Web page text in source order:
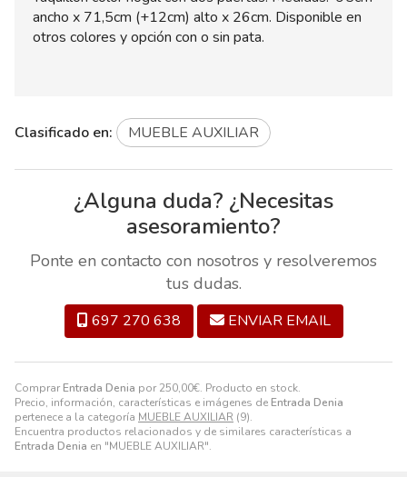
Comprar Entrada Denia por 250,00€. Producto en stock.
Precio, información, características e imágenes de Entrada Denia
pertenece a la categoría MUEBLE AUXILIAR (9).
Encuentra productos relacionados y de similares características a
Entrada Denia en "MUEBLE AUXILIAR".
ancho x 71,5cm (+12cm) alto x 26cm. Disponible en
otros colores y opción con o sin pata.
Clasificado en: MUEBLE AUXILIAR
¿Alguna duda? ¿Necesitas
asesoramiento?
Ponte en contacto con nosotros y resolveremos
tus dudas.
697 270 638 ENVIAR EMAIL